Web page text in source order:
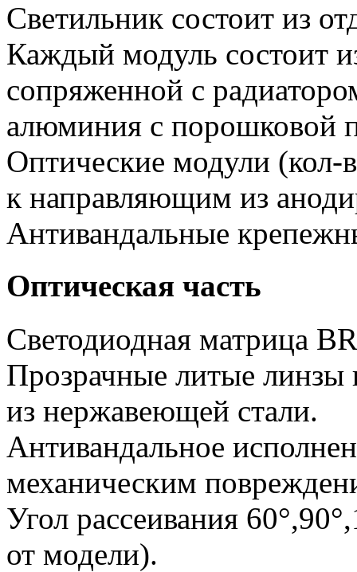
Светильник состоит из
Каждый модуль состоит
сопряженной с
алюминия с порошковой
Оптические модули (кол-
к направляющим из
Антивандальные
Оптическая часть
Светодиодная матрица
Прозрачные литые линзы
из нержавеющей стали.
Антивандальное
механическим
Угол рассеивания
от модели).